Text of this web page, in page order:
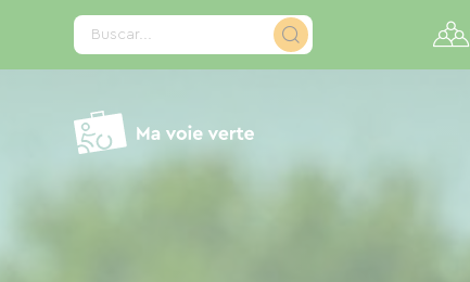
Buscar...
Panel de gestión de cookies